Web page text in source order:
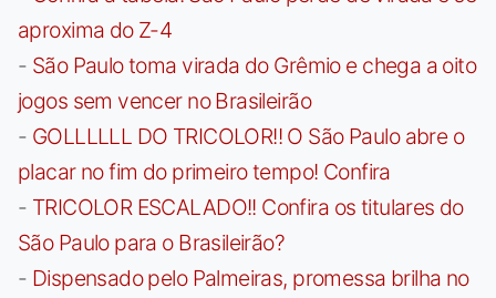
aproxima do Z-4
- São Paulo toma virada do Grêmio e chega a oito
jogos sem vencer no Brasileirão
- GOLLLLLL DO TRICOLOR!! O São Paulo abre o
placar no fim do primeiro tempo! Confira
- TRICOLOR ESCALADO!! Confira os titulares do
São Paulo para o Brasileirão?
- Dispensado pelo Palmeiras, promessa brilha no